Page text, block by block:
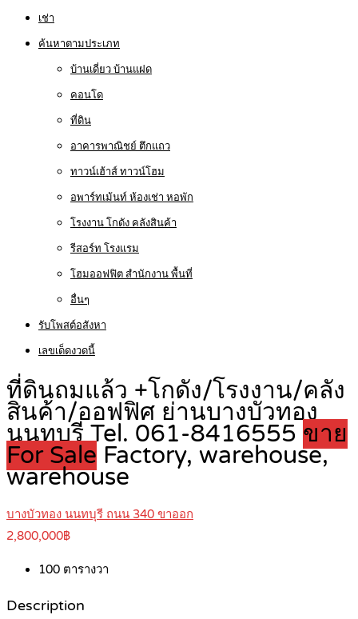
เช่า
ค้นหาตามประเภท
บ้านเดี่ยว บ้านแฝด
คอนโด
ที่ดิน
อาคารพาณิชย์ ตึกแถว
ทาวน์เฮ้าส์ ทาวน์โฮม
อพาร์ทเม้นท์ ห้องเช่า หอพัก
โรงงาน โกดัง คลังสินค้า
รีสอร์ท โรงแรม
โฮมออฟฟิต สำนักงาน พื้นที่
อื่นๆ
รับโพสต์อสังหา
เลขเด็ดงวดนี้
ที่ดินถมแล้ว +โกดัง/โรงงาน/คลัง
สินค้า/ออฟฟิศ ย่านบางบัวทอง
นนทบุรี Tel. 061-8416555 ขาย
For Sale Factory, warehouse,
warehouse
บางบัวทอง นนทบุรี ถนน 340 ขาออก
2,800,000฿
100 ตารางวา
Description